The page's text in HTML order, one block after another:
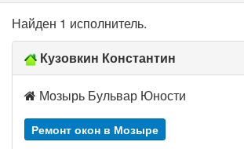
Найден 1 исполнитель.
Кузовкин Константин
Мозырь Бульвар Юности
Ремонт окон в Мозыре